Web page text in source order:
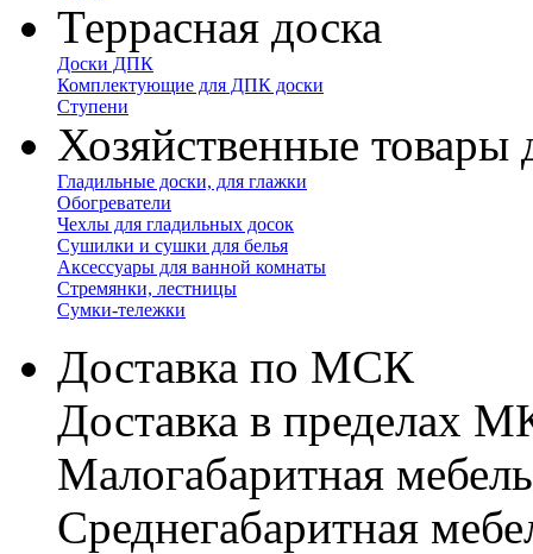
Террасная доска
Доски ДПК
Комплектующие для ДПК доски
Ступени
Хозяйственные товары
Гладильные доски, для глажки
Обогреватели
Чехлы для гладильных досок
Сушилки и сушки для белья
Аксессуары для ванной комнаты
Стремянки, лестницы
Сумки-тележки
Доставка по МСК
Доставка в пределах
Малогабаритная
Cреднегабаритная